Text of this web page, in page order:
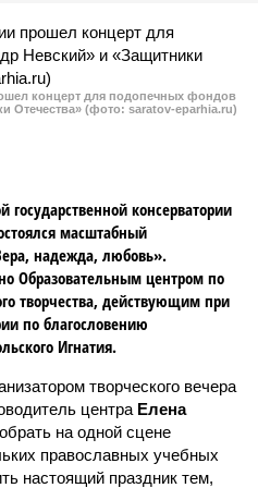
концерт для подопечных фондов
Отечества» (фото: saratov-eparhia.ru)
государственной консерватории
масштабный
надежда, любовь».
Образовательным центром по
творчества, действующим при
по благословению
Игнатия.
творческого вечера
центра Елена
на одной сцене
православных учебных
настоящий праздник тем,